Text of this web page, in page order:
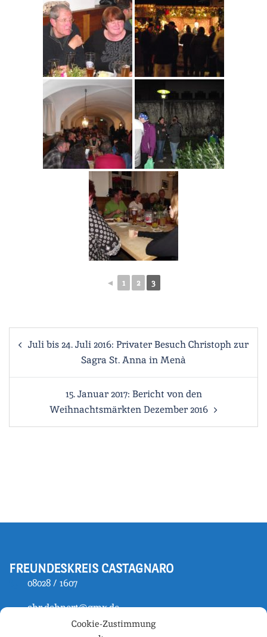
Cookie-Zustimmung
◄ 1 2 3
Juli bis 24. Juli 2016: Privater Besuch Christoph zur
Sagra St. Anna in Menà
15. Januar 2017: Bericht von den
Weihnachtsmärkten Dezember 2016
FREUNDESKREIS CASTAGNARO
08028 / 1607
chr.dehnert@gmx.de